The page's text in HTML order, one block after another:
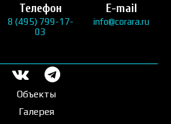
Телефон
8 (495) 799-17-
03
E-mail
info@corara.ru
Объекты
Галерея